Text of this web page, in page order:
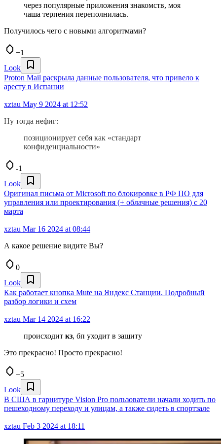
через популярные приложения знакомств, моя
чаша терпения переполнилась.
Получилось чего с новыми алгоритмами?
+1
Look
Proton Mail раскрыла данные пользователя, что привело к
аресту в Испании
xztau May 9 2024 at 12:52
Ну тогда нефиг:
позиционирует себя как «стандарт
конфиденциальности»
-1
Look
Оригинал письма от Microsoft по блокировке в РФ ПО для
управления или проектирования (+ облачные решения) с 20
марта
xztau Mar 16 2024 at 08:44
А какое решение видите Вы?
0
Look
Как работает кнопка Mute на Яндекс Станции. Подробный
разбор логики и схем
xztau Mar 14 2024 at 16:22
происходит кз, бп уходит в защиту
Это прекрасно! Просто прекрасно!
+5
Look
В США в гарнитуре Vision Pro пользователи начали ходить по
пешеходному переходу и улицам, а также сидеть в спортзале
xztau Feb 3 2024 at 18:11